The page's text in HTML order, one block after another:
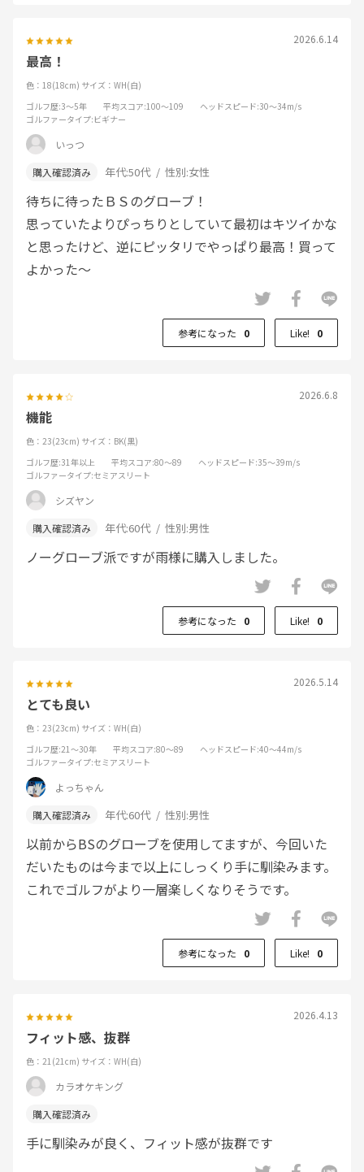
2026.6.14
最高！
色：18(18cm) サイズ：WH(白)
ゴルフ歴:3～5年 平均スコア:100～109 ヘッドスピード:30～34m/s
ゴルファータイプ:ビギナー
いっつ
年代:50代 性別:女性
待ちに待ったＢＳのグローブ！
思っていたよりぴっちりとしていて最初はキツイかな
と思ったけど、逆にピッタリでやっぱり最高！買って
よかった～
参考になった 0 Like! 0
2026.6.8
機能
色：23(23cm) サイズ：BK(黒)
ゴルフ歴:31年以上 平均スコア:80～89 ヘッドスピード:35～39m/s
ゴルファータイプ:セミアスリート
シズヤン
年代:60代 性別:男性
ノーグローブ派ですが雨様に購入しました。
参考になった 0 Like! 0
2026.5.14
とても良い
色：23(23cm) サイズ：WH(白)
ゴルフ歴:21～30年 平均スコア:80～89 ヘッドスピード:40～44m/s
ゴルファータイプ:セミアスリート
よっちゃん
年代:60代 性別:男性
以前からBSのグローブを使用してますが、今回いた
だいたものは今まで以上にしっくり手に馴染みます。
これでゴルフがより一層楽しくなりそうです。
参考になった 0 Like! 0
2026.4.13
フィット感、抜群
色：21(21cm) サイズ：WH(白)
カラオケキング
手に馴染みが良く、フィット感が抜群です